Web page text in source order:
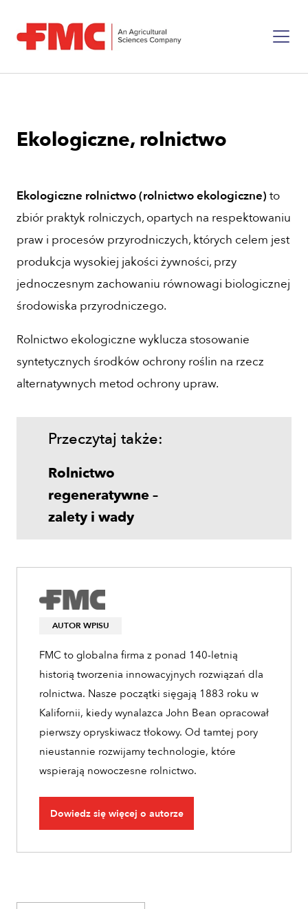
Ekologiczne, rolnictwo
Ekologiczne rolnictwo (rolnictwo ekologiczne) to
zbiór praktyk rolniczych, opartych na respektowaniu
praw i procesów przyrodniczych, których celem jest
produkcja wysokiej jakości żywności, przy
jednoczesnym zachowaniu równowagi biologicznej
środowiska przyrodniczego.
Rolnictwo ekologiczne wyklucza stosowanie
syntetycznych środków ochrony roślin na rzecz
alternatywnych metod ochrony upraw.
Przeczytaj także:
Rolnictwo
regeneratywne –
zalety i wady
AUTOR WPISU
FMC to globalna firma z ponad 140-letnią
historią tworzenia innowacyjnych rozwiązań dla
rolnictwa. Nasze początki sięgają 1883 roku w
Kalifornii, kiedy wynalazca John Bean opracował
pierwszy opryskiwacz tłokowy. Od tamtej pory
nieustannie rozwijamy technologie, które
wspierają nowoczesne rolnictwo.
Dowiedz się więcej o autorze